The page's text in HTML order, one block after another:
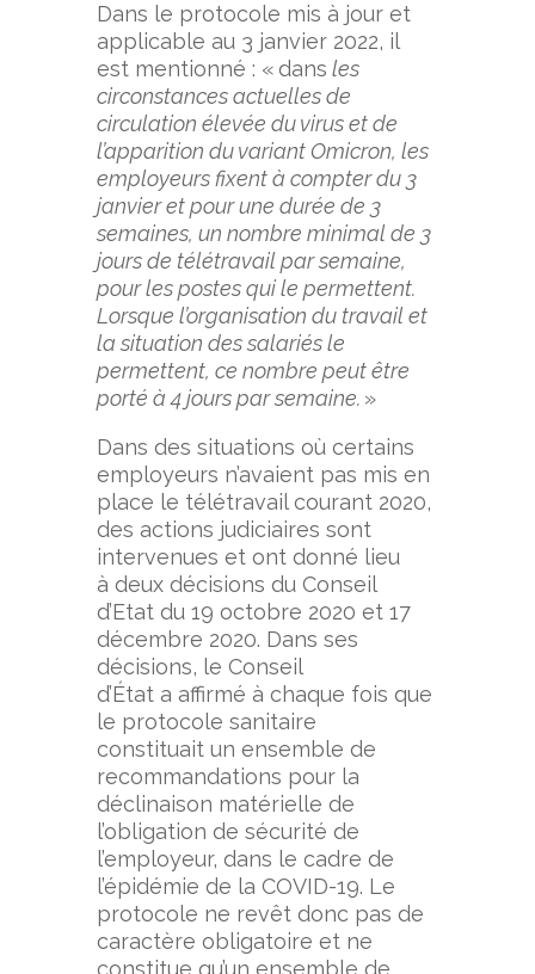
Dans le protocole mis à jour et
applicable au 3 janvier 2022, il
est mentionné : « dans les
circonstances actuelles de
circulation élevée du virus et de
l’apparition du variant Omicron, les
employeurs fixent à compter du 3
janvier et pour une durée de 3
semaines, un nombre minimal de 3
jours de télétravail par semaine,
pour les postes qui le permettent.
Lorsque l’organisation du travail et
la situation des salariés le
permettent, ce nombre peut être
porté à 4 jours par semaine. »
Dans des situations où certains
employeurs n’avaient pas mis en
place le télétravail courant 2020,
des actions judiciaires sont
intervenues et ont donné lieu
à deux décisions du Conseil
d’Etat du 19 octobre 2020 et 17
décembre 2020. Dans ses
décisions, le Conseil
d’État a affirmé à chaque fois que
le protocole sanitaire
constituait un ensemble de
recommandations pour la
déclinaison matérielle de
l’obligation de sécurité de
l’employeur, dans le cadre de
l’épidémie de la COVID-19. Le
protocole ne revêt donc pas de
caractère obligatoire et ne
constitue qu’un ensemble de